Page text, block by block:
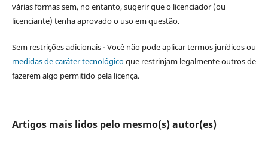
várias formas sem, no entanto, sugerir que o licenciador (ou
licenciante) tenha aprovado o uso em questão.
Sem restrições adicionais - Você não pode aplicar termos jurídicos ou
medidas de caráter tecnológicoque restrinjam legalmente outros de
fazerem algo permitido pela licença.
Artigos mais lidos pelo mesmo(s) autor(es)